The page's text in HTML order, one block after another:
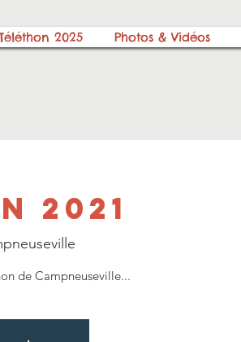
2025 Photos & Vidéos
2021
de Campneuseville...